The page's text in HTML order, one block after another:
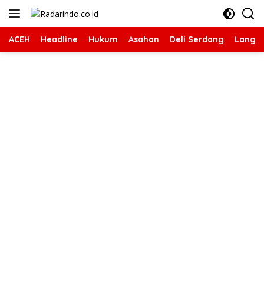
Langsung
ACEH Headline Hukum Asahan Deli Serdang